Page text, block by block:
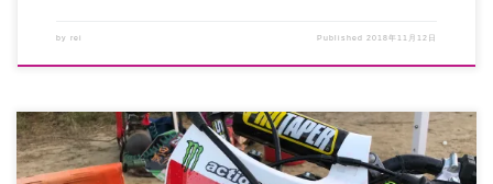
by rei Published2018年11月12日